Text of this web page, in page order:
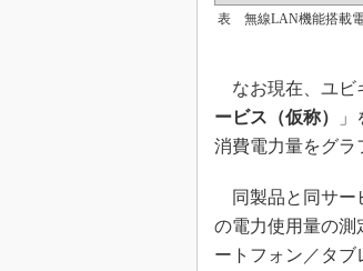
表 無線LAN機能搭載電
なお現在、ユビ
ービス（仮称）
消費電力量をグラ
同製品と同サー
の電力使用量の測
ートフォン／タ